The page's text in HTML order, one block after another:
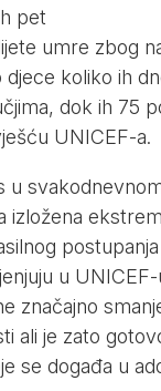
pet
umre zbog
koliko ih
dok ih 75
UNICEF-a.
u
izložena
u
značajno
ali je zato
se događa u